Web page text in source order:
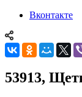
Вконтакте
53913,